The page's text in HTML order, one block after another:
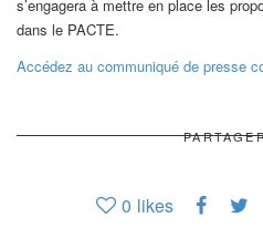
s’engagera à mettre en place les
dans le PACTE.
Accédez au communiqué de presse
0 likes